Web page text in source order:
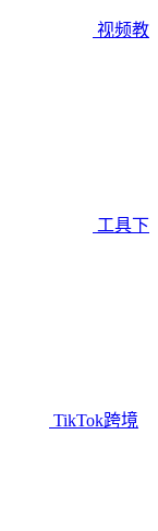
视频教
工具下
TikTok跨境